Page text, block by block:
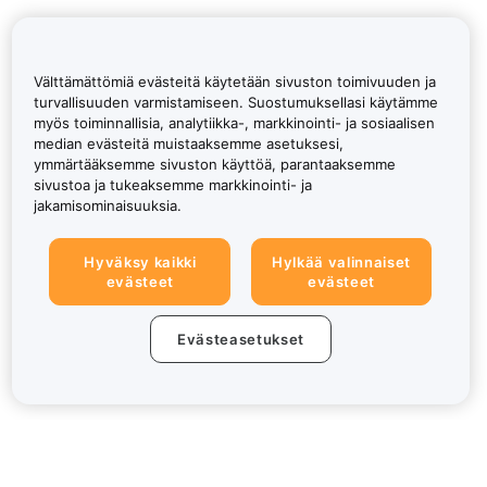
Välttämättömiä evästeitä käytetään sivuston toimivuuden ja
turvallisuuden varmistamiseen. Suostumuksellasi käytämme
myös toiminnallisia, analytiikka-, markkinointi- ja sosiaalisen
median evästeitä muistaaksemme asetuksesi,
ymmärtääksemme sivuston käyttöä, parantaaksemme
sivustoa ja tukeaksemme markkinointi- ja
jakamisominaisuuksia.
Hyväksy kaikki
evästeet
Hylkää valinnaiset
evästeet
Evästeasetukset